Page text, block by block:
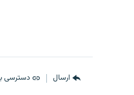
ارسال دسترسی